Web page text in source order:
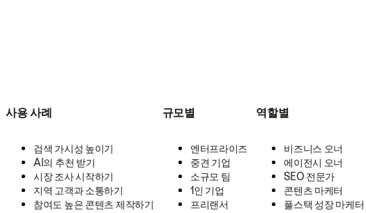
사용 사례
검색 가시성 높이기
AI의 추천 받기
시장 조사 시작하기
지역 고객과 소통하기
참여도 높은 콘텐츠 제작하기
규모별
엔터프라이즈
중견 기업
소규모 팀
1인 기업
프리랜서
역할별
비즈니스 오너
에이전시 오너
SEO 전문가
콘텐츠 마케터
풀스택 성장 마케터